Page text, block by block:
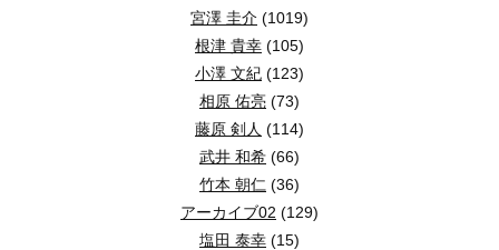
宮澤 圭介 (1019)
根津 貴幸 (105)
小澤 文紀 (123)
相原 佑亮 (73)
藤原 剣人 (114)
武井 和希 (66)
竹本 朝仁 (36)
アーカイブ02 (129)
塩田 泰幸 (15)